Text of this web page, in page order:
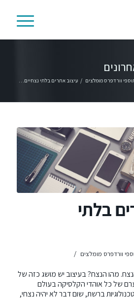
וורדפרס מומלצים / עיצוב אתרים בלתי נצחיים…
בלתי
וורדפרס מומלצים /
מהו הנצח? בעיצוב יש מושג כזה של
של כל אוהדי הקלסיקה בעולם
ברשת, שום דבר לא יהיה נצחי,